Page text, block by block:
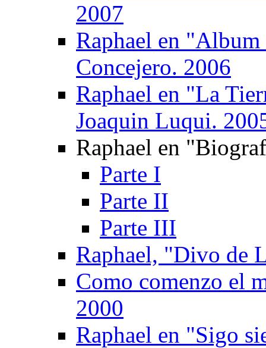
2007
Raphael en "Album
Concejero. 2006
Raphael en "La
Joaquin Luqui.
Raphael en
Parte I
Parte II
Parte III
Raphael, "Divo de
Como comenzo el
2000
Raphael en "Sigo